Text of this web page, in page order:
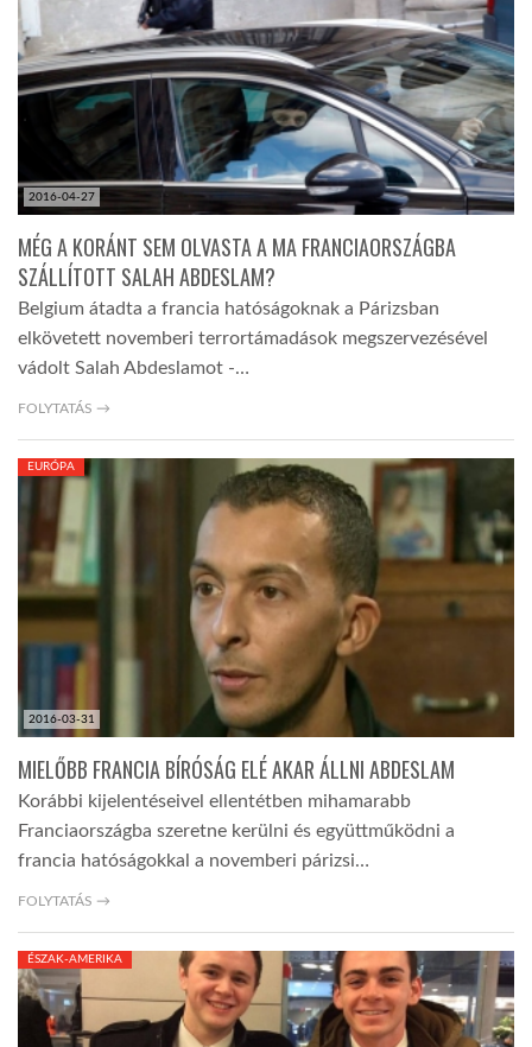
2016-04-27
MÉG A KORÁNT SEM OLVASTA A MA FRANCIAORSZÁGBA
SZÁLLÍTOTT SALAH ABDESLAM?
Belgium átadta a francia hatóságoknak a Párizsban
elkövetett novemberi terrortámadások megszervezésével
vádolt Salah Abdeslamot -…
FOLYTATÁS →
2016-03-31
EURÓPA
MIELŐBB FRANCIA BÍRÓSÁG ELÉ AKAR ÁLLNI ABDESLAM
Korábbi kijelentéseivel ellentétben mihamarabb
Franciaországba szeretne kerülni és együttműködni a
francia hatóságokkal a novemberi párizsi…
FOLYTATÁS →
ÉSZAK-AMERIKA